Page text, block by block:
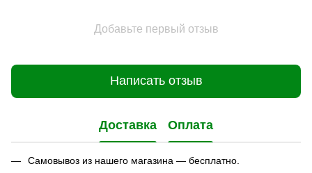
Добавьте первый отзыв
Написать отзыв
Доставка Оплата
Самовывоз из нашего магазина — бесплатно.